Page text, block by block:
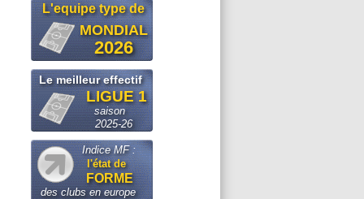
L'equipe type de
MONDIAL
2026
Le meilleur effectif
LIGUE 1
saison
2025-26
Indice MF :
l'état de
FORME
des clubs en europe